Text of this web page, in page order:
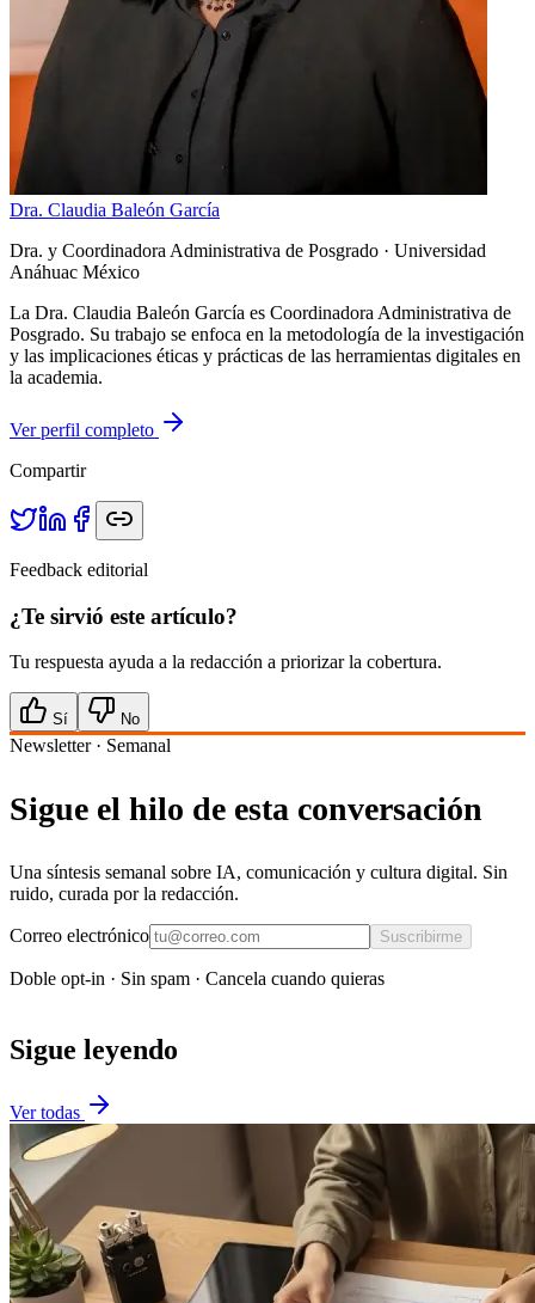
Dra. Claudia Baleón García
Dra. y Coordinadora Administrativa de Posgrado · Universidad
Anáhuac México
La Dra. Claudia Baleón García es Coordinadora Administrativa de
Posgrado. Su trabajo se enfoca en la metodología de la investigación
y las implicaciones éticas y prácticas de las herramientas digitales en
la academia.
Ver perfil completo
Compartir
Feedback editorial
¿Te sirvió este artículo?
Tu respuesta ayuda a la redacción a priorizar la cobertura.
Sí No
Newsletter · Semanal
Sigue el hilo de esta conversación
Una síntesis semanal sobre IA, comunicación y cultura digital. Sin
ruido, curada por la redacción.
Correo electrónico Suscribirme
Doble opt-in · Sin spam · Cancela cuando quieras
Sigue leyendo
Ver todas